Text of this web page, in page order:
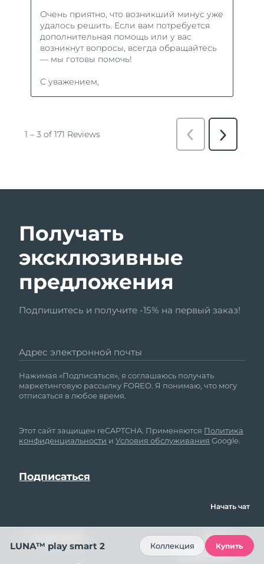
Получать
эксклюзивные
предложения
Подпишитесь и получите -15% на первый заказ!
Адрес электронной почты
Нажимая «Подписаться», я соглашаюсь получать
маркетинговую рассылку FOREO. Я понимаю, что могу
отписаться в любое время.
Этот сайт защищен reCAPTCHA. Применяются Политика
конфиденциальности иУсловия обслуживания Google.
МЫ В
СОЦСЕТЯХ
Начать чат
LUNA™ play smart 2 Коллекция Купить